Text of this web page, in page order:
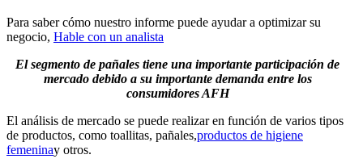
Para saber cómo nuestro informe puede ayudar a optimizar su
negocio, Hable con un analista
El segmento de pañales tiene una importante participación de
mercado debido a su importante demanda entre los
consumidores AFH
El análisis de mercado se puede realizar en función de varios tipos
de productos, como toallitas, pañales,productos de higiene
femeninay otros.